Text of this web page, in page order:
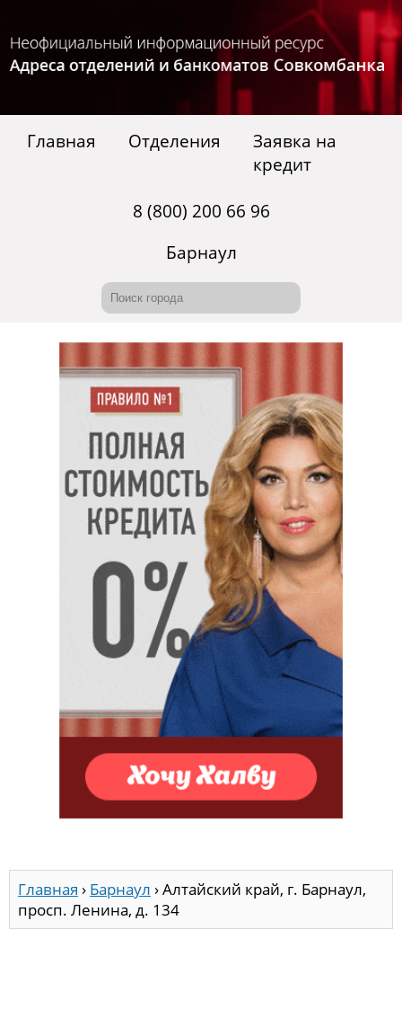
Главная Отделения
Заявка на
кредит
8 (800) 200 66 96
Барнаул
Главная › Барнаул ›Алтайский край, г. Барнаул,
просп. Ленина, д. 134